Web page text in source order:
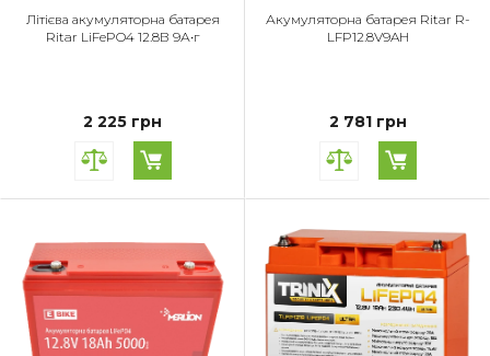
Літієва акумуляторна батарея
Ritar LiFePO4 12.8В 9А•г
2 225 грн
Акумуляторна батарея Ritar R-
LFP12.8V9AH
2 781 грн